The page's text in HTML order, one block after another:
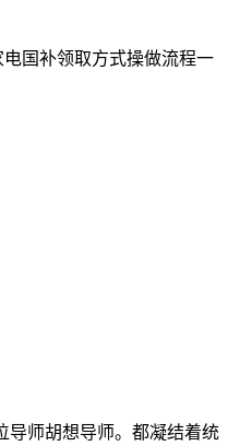
国补领取方式操做流程一
导师胡想导师。都凝结着统